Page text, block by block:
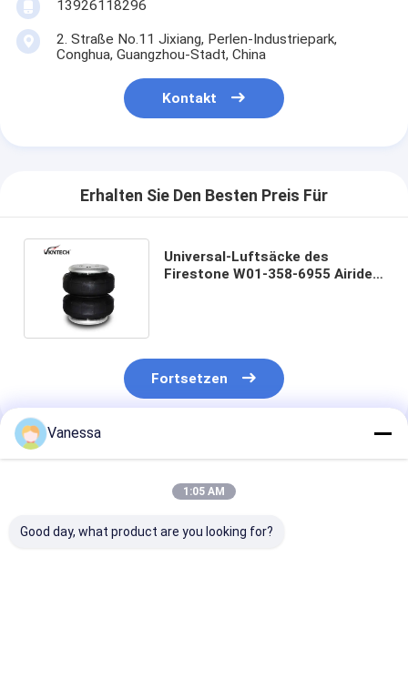
13926118296
2. Straße No.11 Jixiang, Perlen-Industriepark,
Conghua, Guangzhou-Stadt, China
Kontakt
Erhalten Sie Den Besten Preis Für
Universal-Luftsäcke des
Firestone W01-358-6955 Airide-
Fortsetzen
Empfohlene Produkte
Vanessa
1:05 AM
Good day, what product are you looking for?